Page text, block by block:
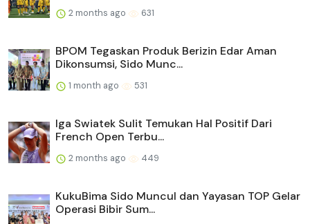
2 months ago 631
BPOM Tegaskan Produk Berizin Edar Aman
Dikonsumsi, Sido Munc...
1 month ago 531
Iga Swiatek Sulit Temukan Hal Positif Dari
French Open Terbu...
2 months ago 449
KukuBima Sido Muncul dan Yayasan TOP Gelar
Operasi Bibir Sum...